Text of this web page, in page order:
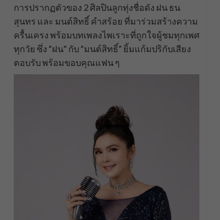
การปรากฏตัวของ 2 ศิลปินลูกทุ่งชื่อดัง ฝน ธน
สุนทร และ มนต์สิทธิ์ คำสร้อย ที่มาร่วมสร้างความ
ครื้นเครง พร้อมบทเพลงไพเราะที่ถูกใจผู้ชมทุกเพศ
ทุกวัย ซึ่ง “ฝน” กับ “มนต์สิทธิ์” ยิ้มแก้มปริกับเสียง
ตอบรับ พร้อมขอบคุณแฟน ๆ